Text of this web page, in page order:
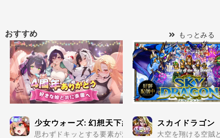
おすすめ もっとみる
少女ウォーズ: 幻想天下統一戦
思わずドキッとする要素が満載の美少女だらけで楽し
スカイドラゴン
大空を翔ける空賊